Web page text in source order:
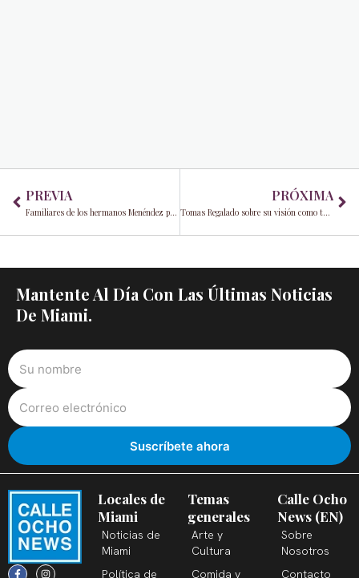
PREVIA
Familiares de los hermanos Menéndez piden su liberación en medio de nuevas evidencias de abusos
PRÓXIMA
Tomas Regalado sobre su visión como tasador de propiedades en Miami-Dade: ofreciendo esperanza en medio del aumento de los costos
Mantente Al Día Con Las Últimas Noticias
De Miami.
F
I
X
Y
T
L
Locales de
Miami
Noticias de
Miami
Política de
Temas
generales
Arte y
Cultura
Comida y
Calle Ocho
News (EN)
Sobre
Nosotros
Contacto